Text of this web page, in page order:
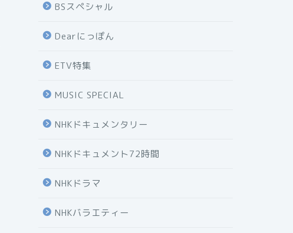
BSスペシャル
Dearにっぽん
ETV特集
MUSIC SPECIAL
NHKドキュメンタリー
NHKドキュメント72時間
NHKドラマ
NHKバラエティー